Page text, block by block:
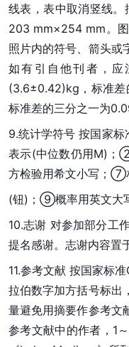
线表，表中取消竖线
203 mm×254 mm。图
照片内的符号、箭头或
如有引自他刊者，
(3.6±0.42)kg，标准差
标准差的三分之一为
9.统计学符号 按国家
表示(中位数仍用M)
方检验用希文小写；⑦
(钮)；⑨概率用英文大
10.志谢 对参加部分工
提名感谢。志谢内容置
11.参考文献 按国家标
拉伯数字加方括号标出
量避免用摘要作参考文
参考文献中的作者，1